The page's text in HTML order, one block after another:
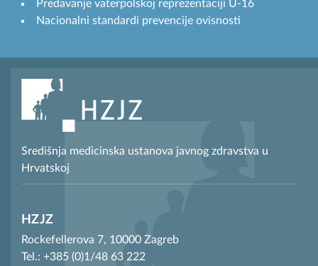
Predavanje vaterpolskoj reprezentaciji U-16
Nacionalni standardi prevencije ovisnosti
Središnja medicinska ustanova javnog zdravstva u
Hrvatskoj
HZJZ
Rockefellerova 7, 10000 Zagreb
Tel.: +385 (0)1/48 63 222